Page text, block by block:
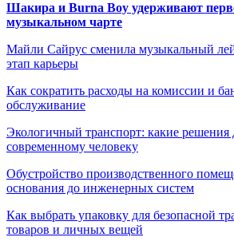
Шакира и Burna Boy удерживают
музыкальном чарте
Майли Сайрус сменила музыкальный
этап карьеры
Как сократить расходы на комиссии и
обслуживание
Экологичный транспорт: какие решения
современному человеку
Обустройство производственного
основания до инженерных систем
Как выбрать упаковку для безопасной
товаров и личных вещей